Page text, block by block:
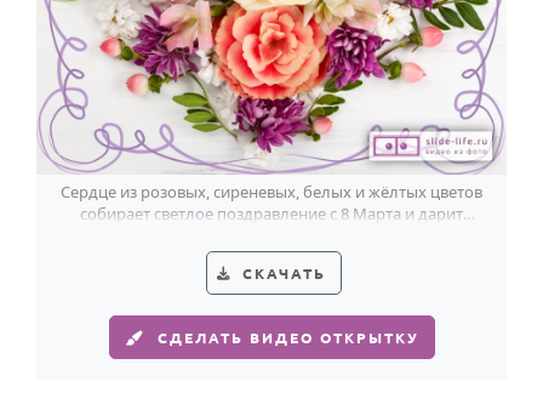
Сердце из розовых, сиреневых, белых и жёлтых цветов
собирает светлое поздравление с 8 Марта и дарит
СКАЧАТЬ
СДЕЛАТЬ ВИДЕО ОТКРЫТКУ